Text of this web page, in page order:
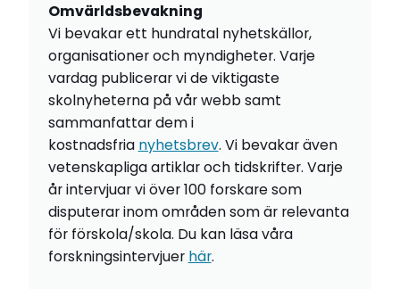
Omvärldsbevakning
Vi bevakar ett hundratal nyhetskällor,
organisationer och myndigheter. Varje
vardag publicerar vi de viktigaste
skolnyheterna på vår webb samt
sammanfattar dem i
kostnadsfria nyhetsbrev. Vi bevakar även
vetenskapliga artiklar och tidskrifter. Varje
år intervjuar vi över 100 forskare som
disputerar inom områden som är relevanta
för förskola/skola. Du kan läsa våra
forskningsintervjuer här.